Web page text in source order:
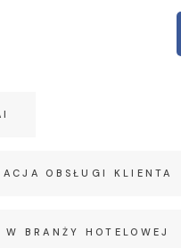
OBSŁUGI KLIENTA
BRANŻY HOTELOWEJ